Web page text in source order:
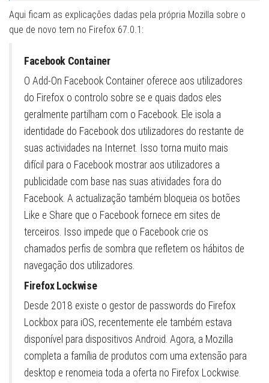
Aqui ficam as explicações dadas pela própria Mozilla sobre o
que de novo tem no Firefox 67.0.1:
Facebook Container
O Add-On Facebook Container oferece aos utilizadores
do Firefox o controlo sobre se e quais dados eles
geralmente partilham com o Facebook. Ele isola a
identidade do Facebook dos utilizadores do restante de
suas actividades na Internet. Isso torna muito mais
difícil para o Facebook mostrar aos utilizadores a
publicidade com base nas suas atividades fora do
Facebook. A actualização também bloqueia os botões
Like e Share que o Facebook fornece em sites de
terceiros. Isso impede que o Facebook crie os
chamados perfis de sombra que refletem os hábitos de
navegação dos utilizadores.
Firefox Lockwise
Desde 2018 existe o gestor de passwords do Firefox
Lockbox para iOS, recentemente ele também estava
disponível para dispositivos Android. Agora, a Mozilla
completa a família de produtos com uma extensão para
desktop e renomeia toda a oferta no Firefox Lockwise.